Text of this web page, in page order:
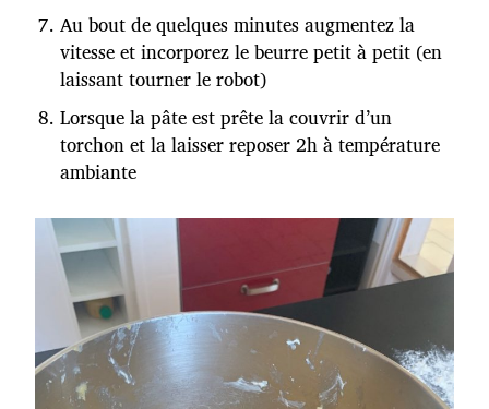
Au bout de quelques minutes augmentez la
vitesse et incorporez le beurre petit à petit (en
laissant tourner le robot)
Lorsque la pâte est prête la couvrir d’un
torchon et la laisser reposer 2h à température
ambiante